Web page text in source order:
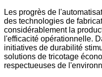
Les progrès de
des technologies de
considérablement la
l'efficacité opérationnelle.
initiatives de durabilité
solutions de tricotage
respectueuses de